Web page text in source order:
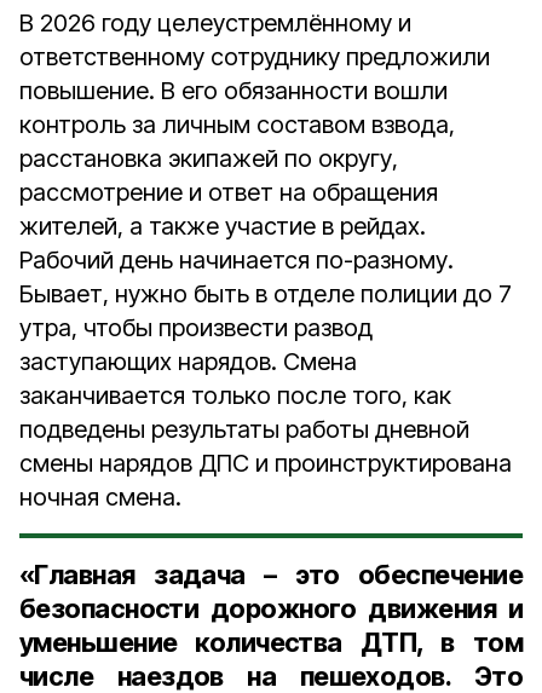
В 2026 году целеустремлённому и
ответственному сотруднику предложили
повышение. В его обязанности вошли
контроль за личным составом взвода,
расстановка экипажей по округу,
рассмотрение и ответ на обращения
жителей, а также участие в рейдах.
Рабочий день начинается по-разному.
Бывает, нужно быть в отделе полиции до 7
утра, чтобы произвести развод
заступающих нарядов. Смена
заканчивается только после того, как
подведены результаты работы дневной
смены нарядов ДПС и проинструктирована
ночная смена.
«Главная задача – это обеспечение
безопасности дорожного движения и
уменьшение количества ДТП, в том
числе наездов на пешеходов. Это